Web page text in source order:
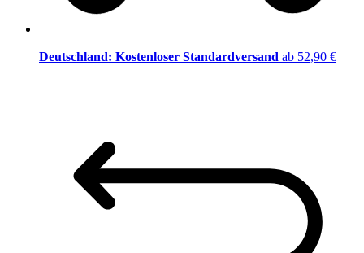
Deutschland: Kostenloser Standardversand ab 52,90 €